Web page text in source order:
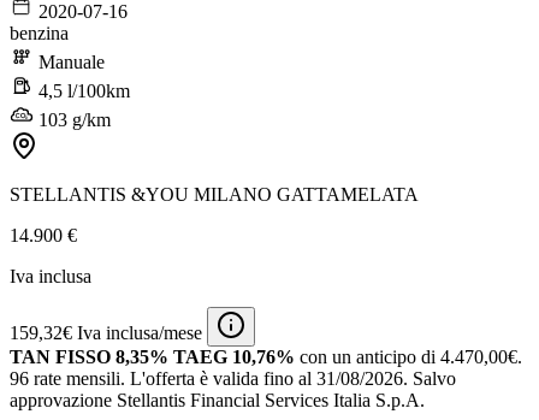
2020-07-16
benzina
Manuale
4,5 l/100km
103 g/km
STELLANTIS &YOU MILANO GATTAMELATA
14.900 €
Iva inclusa
159,32€ Iva inclusa/mese
TAN FISSO 8,35% TAEG 10,76% con un anticipo di 4.470,00€.
96 rate mensili. L'offerta è valida fino al 31/08/2026. Salvo
approvazione Stellantis Financial Services Italia S.p.A.